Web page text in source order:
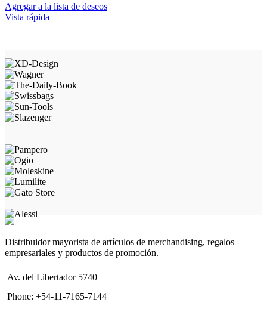
Agregar a la lista de deseos
Vista rápida
Distribuidor mayorista de artículos de merchandising, regalos
empresariales y productos de promoción.
Av. del Libertador 5740
Phone: +54-11-7165-7144